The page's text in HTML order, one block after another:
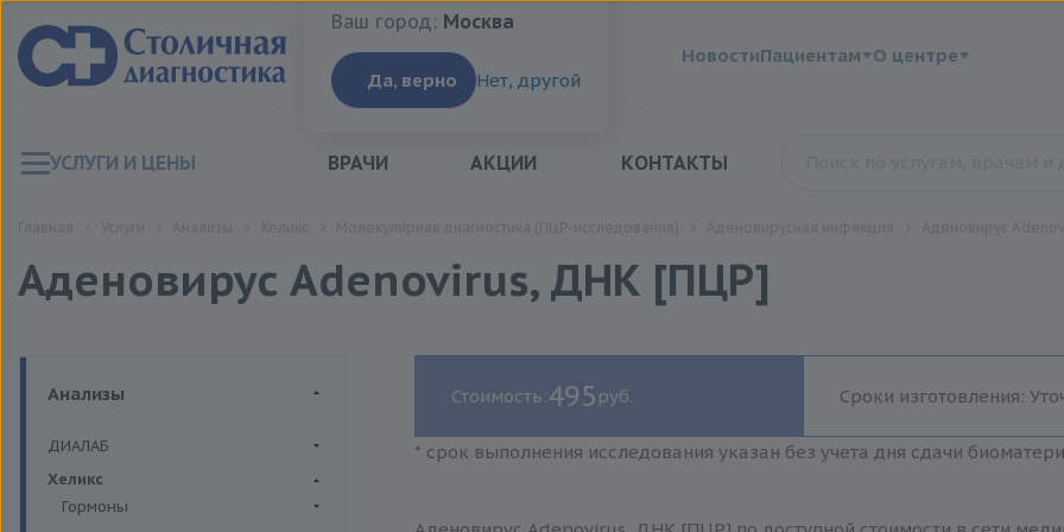
Ваш город:Москва
Ваш город: Москва
Да, верно Нет, другой
НовостиПациентам О центре
УСЛУГИ И ЦЕНЫ ВРАЧИ АКЦИИ КОНТАКТЫ
Аденовирус Adenovirus, ДНК [ПЦР]
Анализы
ДИАЛАБ
Биохимия крови
Хеликс
Гормоны
Стоимость:495 руб. Сроки изготовления:
* срок выполнения исследования указан без учета дня сдачи